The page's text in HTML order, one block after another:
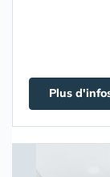
Plus